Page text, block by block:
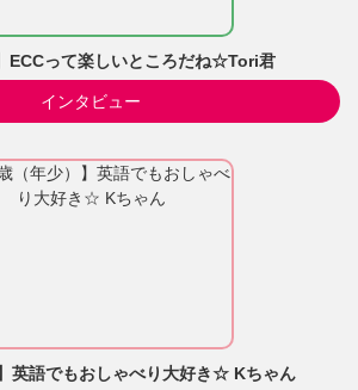
ECCって楽しいところだね☆Tori君
インタビュー
英語でもおしゃべり大好き☆ Kちゃん